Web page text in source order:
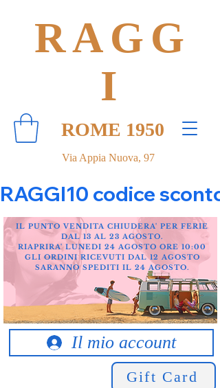
Via Appia Nuova, 97
RAGG
I
ROME 1950
RAGGI10 codice
Il mio account
Gift Card
IL PUNTO VENDITA CHIUDERA' PER FERIE
DAL 13 AL 23 AGOSTO.
RIAPRIRA' LUNEDI 24 AGOSTO ORE 10:00
GLI ORDINI RICEVUTI DAL 12 AGOSTO
SARANNO SPEDITI IL 24 AGOSTO.